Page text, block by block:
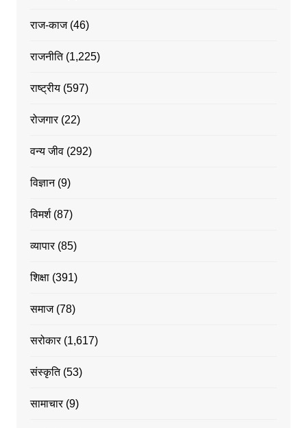
राज-काज(46)
राजनीति(1,225)
राष्ट्रीय(597)
रोजगार(22)
वन्य जीव(292)
विज्ञान(9)
विमर्श(87)
व्यापार(85)
शिक्षा(391)
समाज(78)
सरोकार(1,617)
संस्कृति(53)
सामाचार(9)